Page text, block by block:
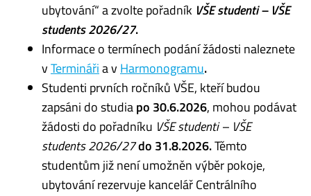
ubytování“ a zvolte pořadník VŠE studenti – VŠE
students 2026/27.
Informace o termínech podání žádosti naleznete
vTerminářia v Harmonogramu.
Studenti prvních ročníků VŠE, kteří budou
zapsáni do studiapo 30.6.2026, mohou podávat
žádosti do pořadníku VŠE studenti – VŠE
students 2026/27do 31.8.2026.Těmto
studentům již není umožněn výběr pokoje,
ubytování rezervuje kancelář Centrálního